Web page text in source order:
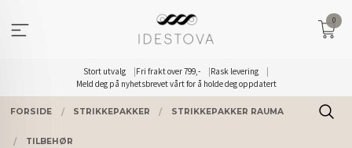
innholdet
Stort utvalg Fri frakt over 799,-
Rask levering
Meld deg på nyhetsbrevet vårt for å holde deg oppdatert
0
FORSIDE STRIKKEPAKKER STRIKKEPAKKER RAUMA
TILBEHØR